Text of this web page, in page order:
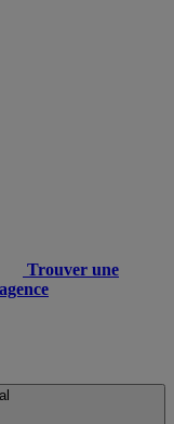
Trouver une